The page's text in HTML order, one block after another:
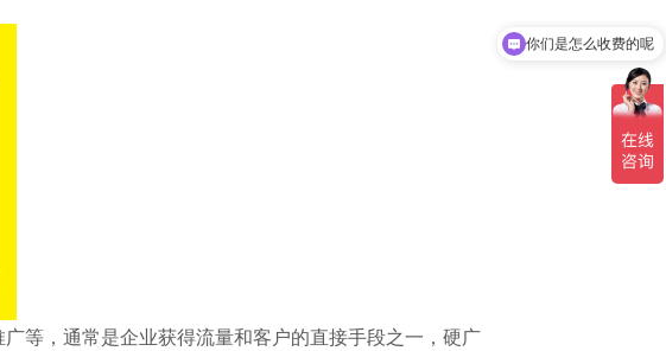
等，通常是企业获得流量和客户的直接手段之一，硬广
你们是怎么收费的呢